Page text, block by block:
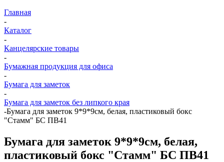
Главная
-
Каталог
-
Канцелярские товары
-
Бумажная продукция для офиса
-
Бумага для заметок
-
Бумага для заметок без липкого края
-Бумага для заметок 9*9*9см, белая, пластиковый бокс
"Стамм" БС ПВ41
Бумага для заметок 9*9*9см, белая,
пластиковый бокс "Стамм" БС ПВ41